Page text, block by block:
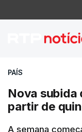
Nova
PAÍS
Nova subida
partir de
A semana